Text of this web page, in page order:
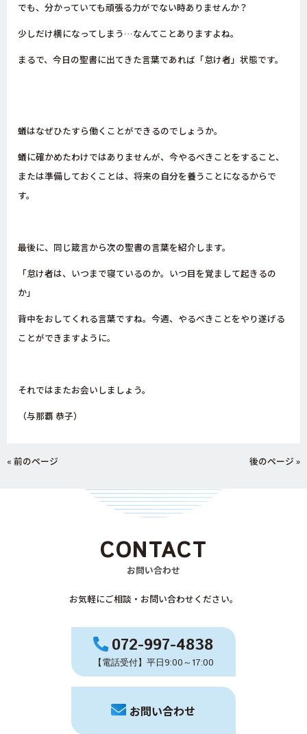
でも、分かっていても頑張る力がでない時ありませんか？
少しだけ横になってしまう…なんてことありますよね。
まるで、今日の聖書に出てきた言葉であれば「怠け者」状態です。
蟻はなぜひたすら働くことができるのでしょうか。
蟻に確かめたわけではありませんが、今やるべきことをすること、
または準備しておくことは、将来の自分を養うことになるからで
す。
最後に、同じ箴言から次の聖書の言葉を紹介します。
「怠け者は、いつまで寝ているのか。いつ目を覚まして起きるの
か」
背中をおしてくれる言葉ですね。今週、やるべきことをやり遂げる
ことができますように。
それではまたお会いしましょう。
（与那覇 恭子）
« 前のページ 後のページ »
CONTACT
お問い合わせ
お気軽にご相談・お問い合わせください。
072-997-4838
【電話受付】平日9:00～17:00
お問い合わせ